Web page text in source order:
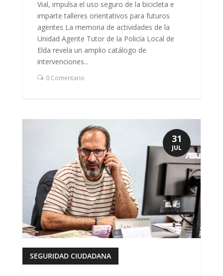
Vial, impulsa el uso seguro de la bicicleta e
imparte talleres orientativos para futuros
agentes La memoria de actividades de la
Unidad Agente Tutor de la Policía Local de
Elda revela un amplio catálogo de
intervenciones...
0 Comentario
leer más
SEGURIDAD CIUDADANA
31
JUL